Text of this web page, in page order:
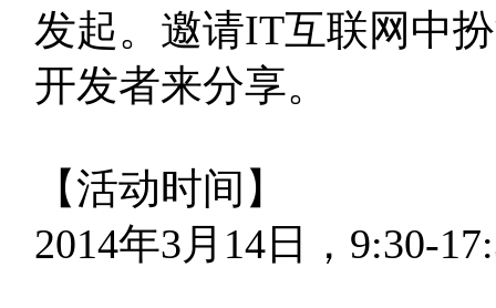
发起。邀请IT互联网中
开发者来分享。
【活动时间】
2014年3月14日，9:30-